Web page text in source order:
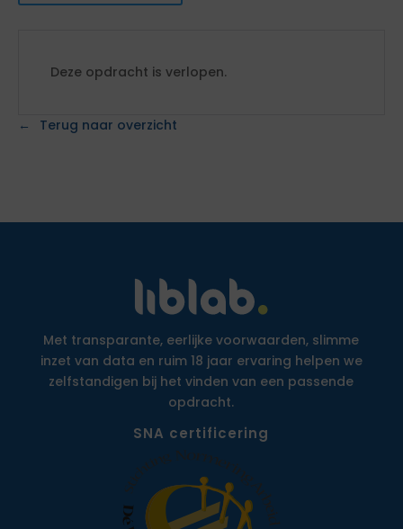
Deze opdracht is verlopen.
Terug naar overzicht
Met transparante, eerlijke voorwaarden, slimme
inzet van data en ruim 18 jaar ervaring helpen we
zelfstandigen bij het vinden van een passende
opdracht.
SNA certificering